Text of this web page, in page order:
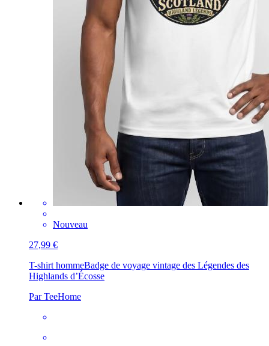
Nouveau
27,99 €
T-shirt hommeBadge de voyage vintage des Légendes des
Highlands d’Écosse
Par TeeHome